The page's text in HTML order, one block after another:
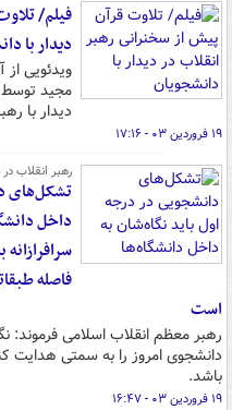
فیلم/
دیدار با
ویدئویی از
مجید
دیدار با
۱۹ فروردین ۰۳ - ۱۷:۱۶
رهبر انقلاب
تشکل‌های
داخل
فاصله
است
رهبر معظم انقلاب اسلامی فرموند:
دانشجوی امروز را به سمتی هدایت
باشد.
۱۹ فروردین ۰۳ - ۱۶:۴۷